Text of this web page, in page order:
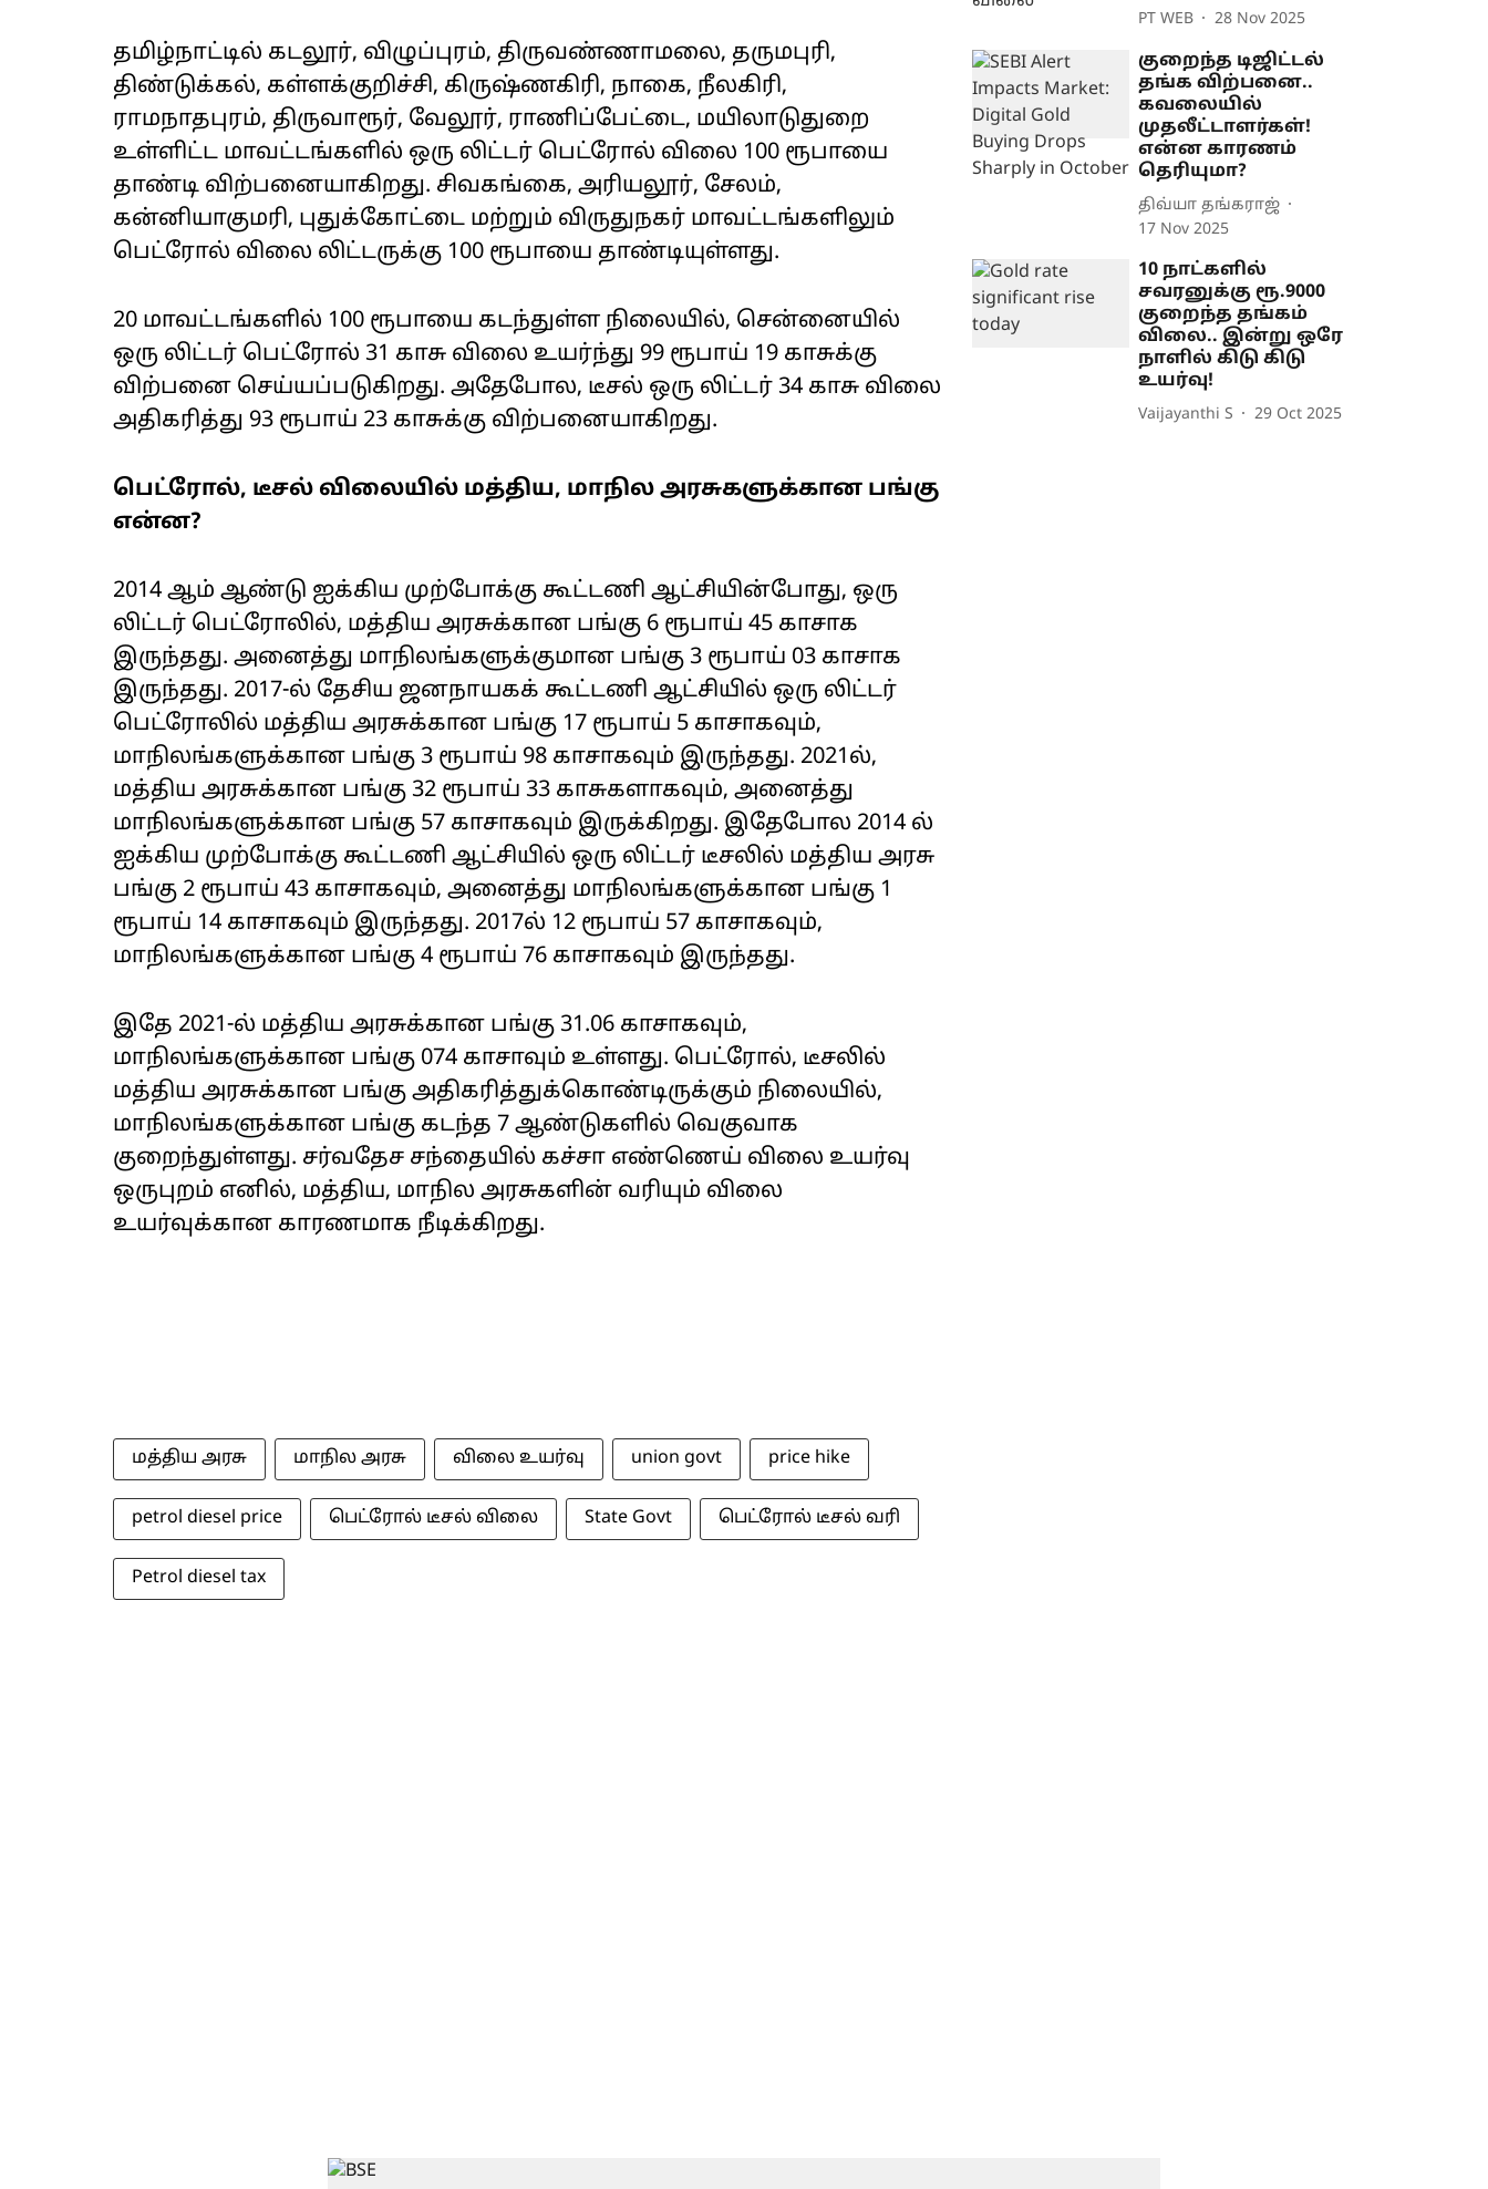
தமிழ்நாட்டில் கடலூர், விழுப்புரம், திருவண்ணாமலை, தருமபுரி,
திண்டுக்கல், கள்ளக்குறிச்சி, கிருஷ்ணகிரி, நாகை, நீலகிரி,
ராமநாதபுரம், திருவாரூர், வேலூர், ராணிப்பேட்டை, மயிலாடுதுறை
உள்ளிட்ட மாவட்டங்களில் ஒரு லிட்டர் பெட்ரோல் விலை 100 ரூபாயை
தாண்டி விற்பனையாகிறது. சிவகங்கை, அரியலூர், சேலம்,
கன்னியாகுமரி, புதுக்கோட்டை மற்றும் விருதுநகர் மாவட்டங்களிலும்
பெட்ரோல் விலை லிட்டருக்கு 100 ரூபாயை தாண்டியுள்ளது.
20 மாவட்டங்களில் 100 ரூபாயை கடந்துள்ள நிலையில், சென்னையில்
ஒரு லிட்டர் பெட்ரோல் 31 காசு விலை உயர்ந்து 99 ரூபாய் 19 காசுக்கு
விற்பனை செய்யப்படுகிறது. அதேபோல, டீசல் ஒரு லிட்டர் 34 காசு விலை
அதிகரித்து 93 ரூபாய் 23 காசுக்கு விற்பனையாகிறது.
பெட்ரோல், டீசல் விலையில் மத்திய, மாநில அரசுகளுக்கான பங்கு
என்ன?
2014 ஆம் ஆண்டு ஐக்கிய முற்போக்கு கூட்டணி ஆட்சியின்போது, ஒரு
லிட்டர் பெட்ரோலில், மத்திய அரசுக்கான பங்கு 6 ரூபாய் 45 காசாக
இருந்தது. அனைத்து மாநிலங்களுக்குமான பங்கு 3 ரூபாய் 03 காசாக
இருந்தது. 2017-ல் தேசிய ஜனநாயகக் கூட்டணி ஆட்சியில் ஒரு லிட்டர்
பெட்ரோலில் மத்திய அரசுக்கான பங்கு 17 ரூபாய் 5 காசாகவும்,
மாநிலங்களுக்கான பங்கு 3 ரூபாய் 98 காசாகவும் இருந்தது. 2021ல்,
மத்திய அரசுக்கான பங்கு 32 ரூபாய் 33 காசுகளாகவும், அனைத்து
மாநிலங்களுக்கான பங்கு 57 காசாகவும் இருக்கிறது. இதேபோல 2014 ல்
ஐக்கிய முற்போக்கு கூட்டணி ஆட்சியில் ஒரு லிட்டர் டீசலில் மத்திய அரசு
பங்கு 2 ரூபாய் 43 காசாகவும், அனைத்து மாநிலங்களுக்கான பங்கு 1
ரூபாய் 14 காசாகவும் இருந்தது. 2017ல் 12 ரூபாய் 57 காசாகவும்,
மாநிலங்களுக்கான பங்கு 4 ரூபாய் 76 காசாகவும் இருந்தது.
இதே 2021-ல் மத்திய அரசுக்கான பங்கு 31.06 காசாகவும்,
மாநிலங்களுக்கான பங்கு 074 காசாவும் உள்ளது. பெட்ரோல், டீசலில்
மத்திய அரசுக்கான பங்கு அதிகரித்துக்கொண்டிருக்கும் நிலையில்,
மாநிலங்களுக்கான பங்கு கடந்த 7 ஆண்டுகளில் வெகுவாக
குறைந்துள்ளது. சர்வதேச சந்தையில் கச்சா எண்ணெய் விலை உயர்வு
ஒருபுறம் எனில், மத்திய, மாநில அரசுகளின் வரியும் விலை
உயர்வுக்கான காரணமாக நீடிக்கிறது.
மத்திய அரசு மாநில அரசு விலை உயர்வு union govt price hike
petrol diesel price பெட்ரோல் டீசல் விலை State Govt பெட்ரோல் டீசல் வரி
Petrol diesel tax
PT WEB 28 Nov 2025
குறைந்த டிஜிட்டல்
தங்க விற்பனை..
கவலையில்
முதலீட்டாளர்கள்!
என்ன காரணம்
தெரியுமா?
திவ்யா தங்கராஜ்
17 Nov 2025
10 நாட்களில்
சவரனுக்கு ரூ.9000
குறைந்த தங்கம்
விலை.. இன்று ஒரே
நாளில் கிடு கிடு
உயர்வு!
Vaijayanthi S 29 Oct 2025